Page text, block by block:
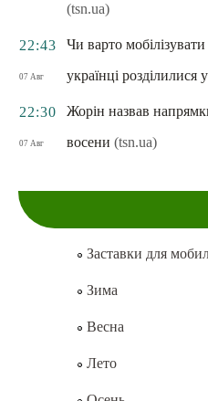
(tsn.ua)
22:43
07 Авг
Чи варто мобілізувати
українці розділилися
22:30
07 Авг
Жорін назвав
восени (tsn.ua)
Заставки для
Зима
Весна
Лето